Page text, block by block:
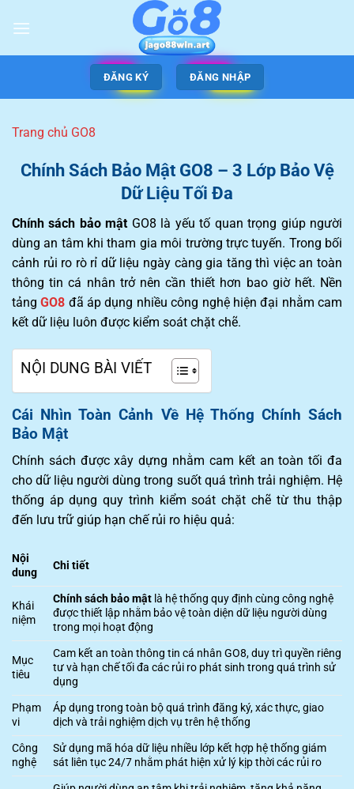
ĐĂNG KÝ ĐĂNG NHẬP
Trang chủ GO8
Chính Sách Bảo Mật GO8 – 3 Lớp Bảo Vệ
Dữ Liệu Tối Đa
Chính sách bảo mật GO8 là yếu tố quan trọng giúp người
dùng an tâm khi tham gia môi trường trực tuyến. Trong bối
cảnh rủi ro rò rỉ dữ liệu ngày càng gia tăng thì việc an toàn
thông tin cá nhân trở nên cần thiết hơn bao giờ hết. Nền
tảngGO8 đã áp dụng nhiều công nghệ hiện đại nhằm cam
kết dữ liệu luôn được kiểm soát chặt chẽ.
NỘI DUNG BÀI VIẾT
Cái Nhìn Toàn Cảnh Về Hệ Thống Chính Sách
Bảo Mật
Chính sách được xây dựng nhằm cam kết an toàn tối đa
cho dữ liệu người dùng trong suốt quá trình trải nghiệm. Hệ
thống áp dụng quy trình kiểm soát chặt chẽ từ thu thập
đến lưu trữ giúp hạn chế rủi ro hiệu quả:
Nội
dung
Chi tiết
Khái
niệm
Chính sách bảo mật là hệ thống quy định cùng công nghệ
được thiết lập nhằm bảo vệ toàn diện dữ liệu người dùng
trong mọi hoạt động
Mục
tiêu
Cam kết an toàn thông tin cá nhân GO8, duy trì quyền riêng
tư và hạn chế tối đa các rủi ro phát sinh trong quá trình sử
dụng
Phạm
vi
Áp dụng trong toàn bộ quá trình đăng ký, xác thực, giao
dịch và trải nghiệm dịch vụ trên hệ thống
Công
nghệ
Sử dụng mã hóa dữ liệu nhiều lớp kết hợp hệ thống giám
sát liên tục 24/7 nhằm phát hiện xử lý kịp thời các rủi ro